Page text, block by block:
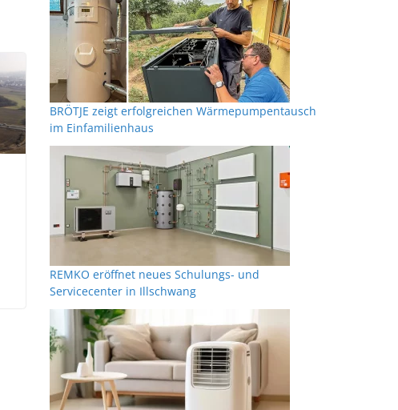
BRÖTJE zeigt erfolgreichen Wärmepumpentausch
im Einfamilienhaus
REMKO eröffnet neues Schulungs- und
Servicecenter in Illschwang